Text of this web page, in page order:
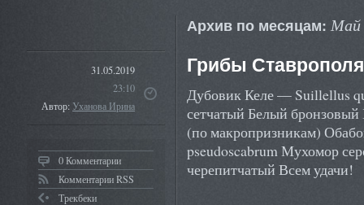
Архив по месяцам: Май
31.05.2019
23:10
Автор: Уханова Ирина
0 Комментарии
Комментарии RSS
Трекбеки
Грибы
Дубовик Келе — Suillellus
сетчатый Белый
(по макропризникам)
pseudoscabrum Мухомор
черепитчатый Всем удачи!